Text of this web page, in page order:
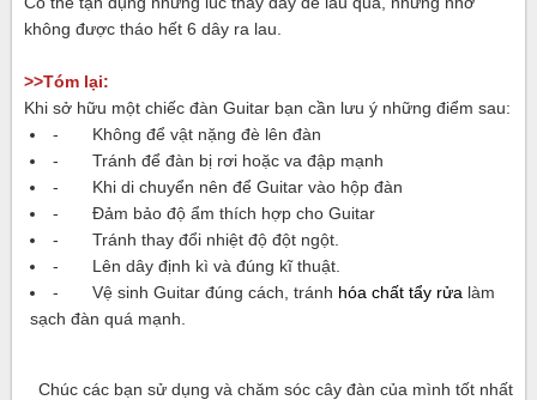
không được tháo hết 6 dây ra lau.
>>Tóm lại:
Khi sở hữu một chiếc đàn Guitar bạn cần lưu ý những điểm sau:
- Không để vật nặng đè lên đàn
- Tránh để đàn bị rơi hoặc va đập mạnh
- Khi di chuyển nên để Guitar vào hộp đàn
- Đảm bảo độ ẩm thích hợp cho Guitar
- Tránh thay đổi nhiệt độ đột ngột.
- Lên dây định kì và đúng kĩ thuật.
- Vệ sinh Guitar đúng cách, tránh hóa chất tẩy rửa làm
sạch đàn quá mạnh.
Chúc các bạn sử dụng và chăm sóc cây đàn của mình tốt nhất